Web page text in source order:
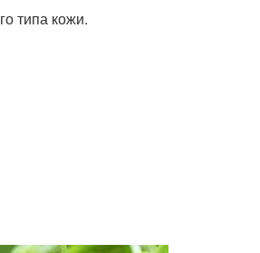
типа кожи.